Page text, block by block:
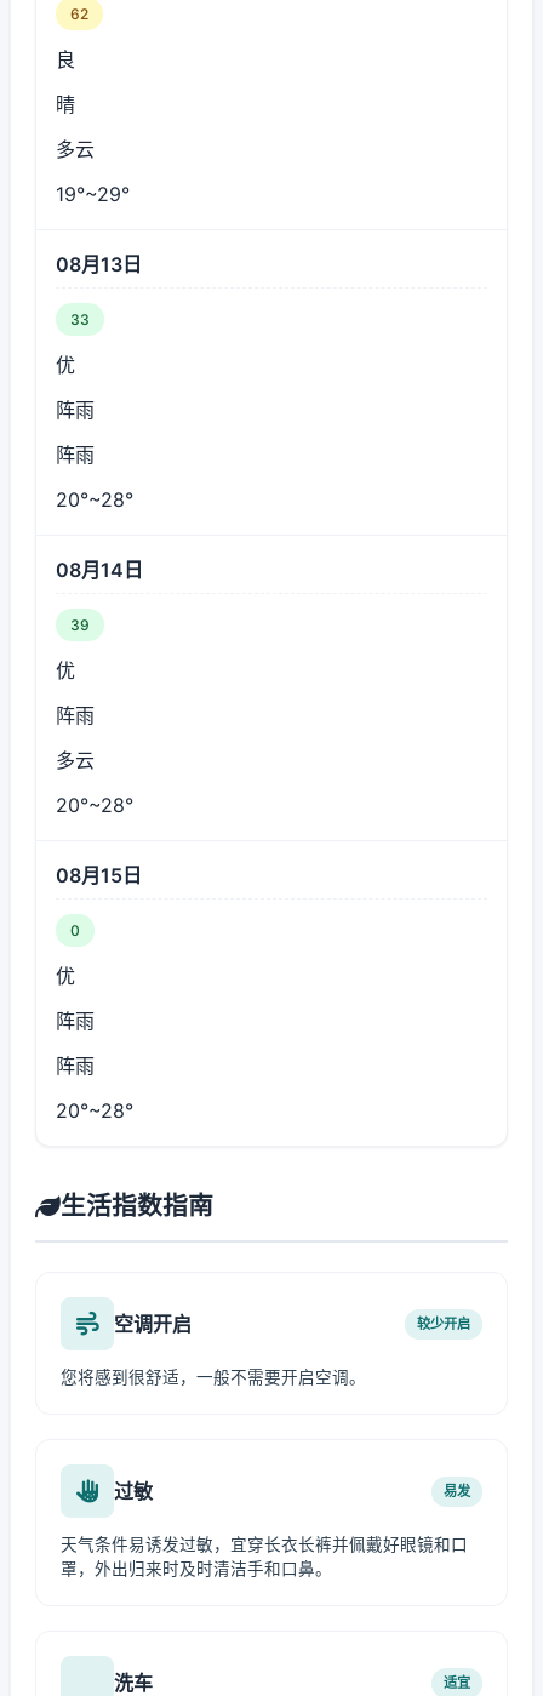
62
良
晴
多云
19°~29°
08月13日
33
优
阵雨
阵雨
20°~28°
08月14日
39
优
阵雨
多云
20°~28°
08月15日
0
优
阵雨
阵雨
20°~28°
生活指数指南
空调开启 较少开启
您将感到很舒适，一般不需要开启空调。
过敏 易发
天气条件易诱发过敏，宜穿长衣长裤并佩戴好眼镜和口
罩，外出归来时及时清洁手和口鼻。
洗车 适宜